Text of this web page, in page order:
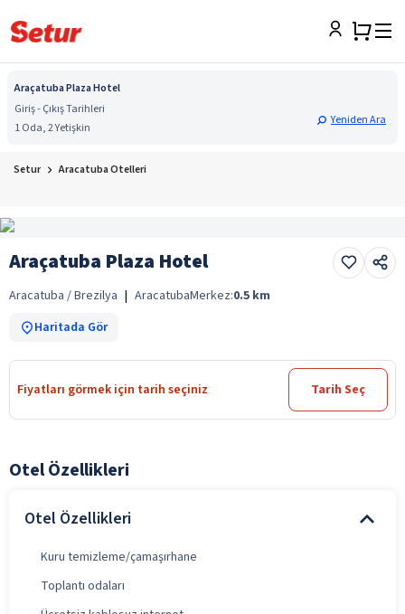
Araçatuba Plaza Hotel
Giriş - Çıkış Tarihleri
1 Oda, 2 Yetişkin
Yeniden Ara
Setur Aracatuba Otelleri
Araçatuba Plaza Hotel
Aracatuba / Brezilya | AracatubaMerkez:0.5 km
Haritada Gör
Fiyatları görmek için tarih seçiniz Tarih Seç
Otel Özellikleri
Otel Özellikleri
Kuru temizleme/çamaşırhane
Toplantı odaları